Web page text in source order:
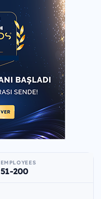
EMPLOYEES
51-200